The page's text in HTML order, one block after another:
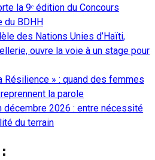
la 9ᵉ édition du Concours
du BDHH
des Nations Unies d’Haïti,
ouvre la voie à un stage pour
Résilience » : quand des femmes
la parole
décembre 2026 : entre nécessité
du terrain